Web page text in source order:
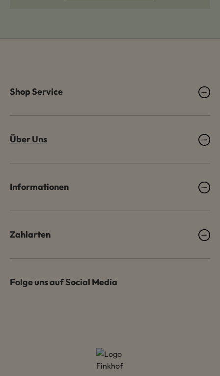
Shop Service
Über Uns
Informationen
Zahlarten
Folge uns auf Social Media